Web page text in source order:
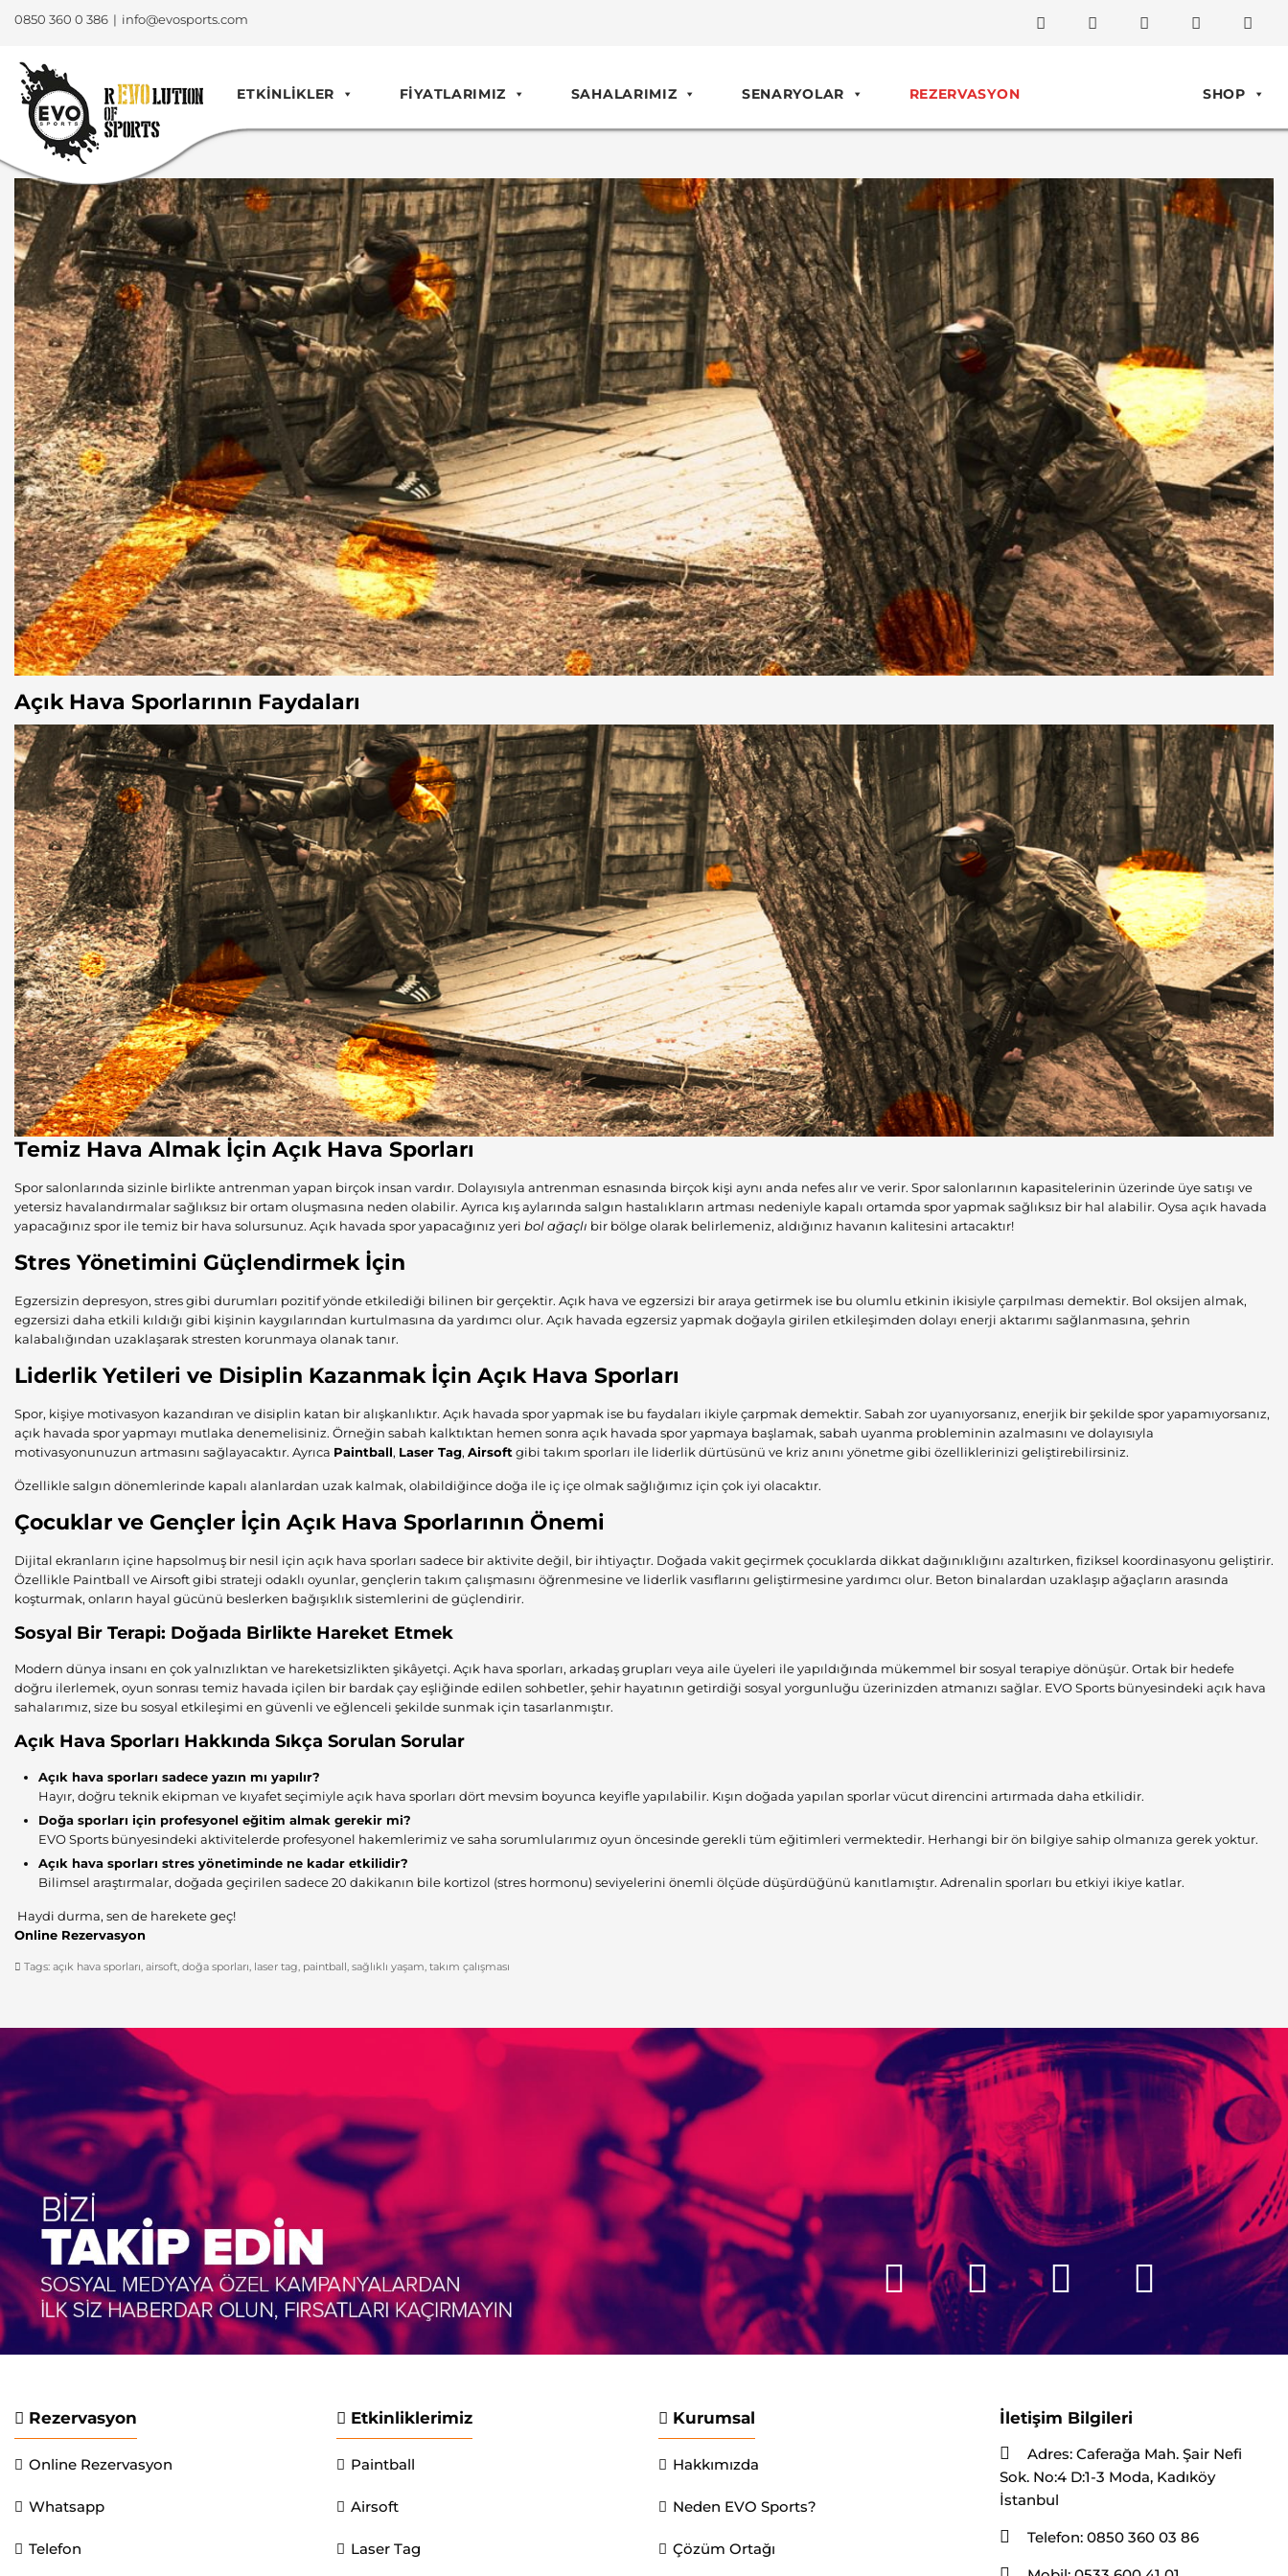
0850 360 0 386 | info@evosports.com
ETKINLIKLER FIYATLARIMIZ SAHALARIMIZ SENARYOLAR SHOP
REZERVASYON
Açık Hava Sporlarının Faydaları
Temiz Hava Almak İçin Açık Hava Sporları
Spor salonlarında sizinle birlikte antrenman yapan birçok insan vardır. Dolayısıyla antrenman esnasında birçok kişi aynı anda nefes alır ve verir. Spor salonlarının kapasitelerinin üzerinde üye satışı ve
yetersiz havalandırmalar sağlıksız bir ortam oluşmasına neden olabilir. Ayrıca kış aylarında salgın hastalıkların artması nedeniyle kapalı ortamda spor yapmak sağlıksız bir hal alabilir. Oysa açık havada
yapacağınız spor ile temiz bir hava solursunuz. Açık havada spor yapacağınız yeri bol ağaçlı bir bölge olarak belirlemeniz, aldığınız havanın kalitesini artacaktır!
Stres Yönetimini Güçlendirmek İçin
Egzersizin depresyon, stres gibi durumları pozitif yönde etkilediği bilinen bir gerçektir. Açık hava ve egzersizi bir araya getirmek ise bu olumlu etkinin ikisiyle çarpılması demektir. Bol oksijen almak,
egzersizi daha etkili kıldığı gibi kişinin kaygılarından kurtulmasına da yardımcı olur. Açık havada egzersiz yapmak doğayla girilen etkileşimden dolayı enerji aktarımı sağlanmasına, şehrin
kalabalığından uzaklaşarak stresten korunmaya olanak tanır.
Liderlik Yetileri ve Disiplin Kazanmak İçin Açık Hava Sporları
Spor, kişiye motivasyon kazandıran ve disiplin katan bir alışkanlıktır. Açık havada spor yapmak ise bu faydaları ikiyle çarpmak demektir. Sabah zor uyanıyorsanız, enerjik bir şekilde spor yapamıyorsanız,
açık havada spor yapmayı mutlaka denemelisiniz. Örneğin sabah kalktıktan hemen sonra açık havada spor yapmaya başlamak, sabah uyanma probleminin azalmasını ve dolayısıyla
motivasyonunuzun artmasını sağlayacaktır. Ayrıca Paintball, Laser Tag, Airsoft gibi takım sporları ile liderlik dürtüsünü ve kriz anını yönetme gibi özelliklerinizi geliştirebilirsiniz.
Özellikle salgın dönemlerinde kapalı alanlardan uzak kalmak, olabildiğince doğa ile iç içe olmak sağlığımız için çok iyi olacaktır.
Çocuklar ve Gençler İçin Açık Hava Sporlarının Önemi
Dijital ekranların içine hapsolmuş bir nesil için açık hava sporları sadece bir aktivite değil, bir ihtiyaçtır. Doğada vakit geçirmek çocuklarda dikkat dağınıklığını azaltırken, fiziksel koordinasyonu geliştirir.
Özellikle Paintball veAirsoftgibi strateji odaklı oyunlar, gençlerin takım çalışmasını öğrenmesine ve liderlik vasıflarını geliştirmesine yardımcı olur. Beton binalardan uzaklaşıp ağaçların arasında
koşturmak, onların hayal gücünü beslerken bağışıklık sistemlerini de güçlendirir.
Sosyal Bir Terapi: Doğada Birlikte Hareket Etmek
Modern dünya insanı en çok yalnızlıktan ve hareketsizlikten şikâyetçi. Açık hava sporları, arkadaş grupları veya aile üyeleri ile yapıldığında mükemmel bir sosyal terapiye dönüşür. Ortak bir hedefe
doğru ilerlemek, oyun sonrası temiz havada içilen bir bardak çay eşliğinde edilen sohbetler, şehir hayatının getirdiği sosyal yorgunluğu üzerinizden atmanızı sağlar. EVO Sports bünyesindeki açık hava
sahalarımız, size bu sosyal etkileşimi en güvenli ve eğlenceli şekilde sunmak için tasarlanmıştır.
Açık Hava Sporları Hakkında Sıkça Sorulan Sorular
Açık hava sporları sadece yazın mı yapılır?
Hayır, doğru teknik ekipman ve kıyafet seçimiyle açık hava sporları dört mevsim boyunca keyifle yapılabilir. Kışın doğada yapılan sporlar vücut direncini artırmada daha etkilidir.
Doğa sporları için profesyonel eğitim almak gerekir mi?
EVO Sports bünyesindeki aktivitelerde profesyonel hakemlerimiz ve saha sorumlularımız oyun öncesinde gerekli tüm eğitimleri vermektedir. Herhangi bir ön bilgiye sahip olmanıza gerek yoktur.
Açık hava sporları stres yönetiminde ne kadar etkilidir?
Bilimsel araştırmalar, doğada geçirilen sadece 20 dakikanın bile kortizol (stres hormonu) seviyelerini önemli ölçüde düşürdüğünü kanıtlamıştır. Adrenalin sporları bu etkiyi ikiye katlar.
Haydi durma, sen de harekete geç!
Online Rezervasyon
Tags: açık hava sporları airsoft doğa sporları laser tag paintball sağlıklı yaşam takım çalışması
Rezervasyon
Online Rezervasyon
Whatsapp
Telefon
Etkinliklerimiz
Paintball
Airsoft
Laser Tag
Kurumsal
Hakkımızda
Neden EVO Sports?
Çözüm Ortağı
İletişim Bilgileri
Adres: Caferağa Mah. Şair Nefi
Sok. No:4 D:1-3 Moda, Kadıköy
İstanbul
Telefon: 0850 360 03 86